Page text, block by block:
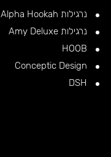
נרגילות Alpha Hookah
נרגילות Amy Deluxe